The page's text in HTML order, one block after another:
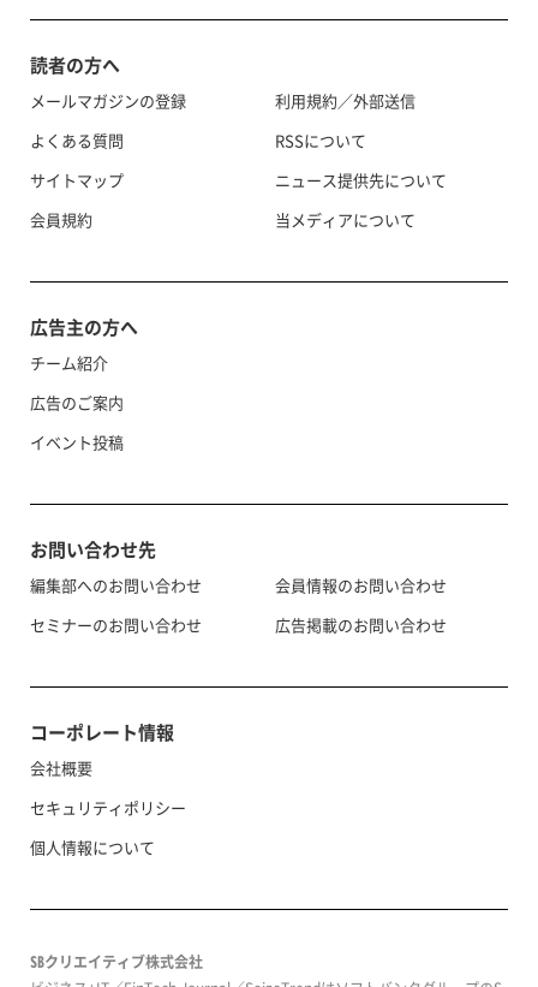
読者の方へ
メールマガジンの登録
よくある質問
サイトマップ
会員規約
利用規約／外部送信
RSSについて
ニュース提供先について
当メディアについて
広告主の方へ
チーム紹介
広告のご案内
イベント投稿
お問い合わせ先
編集部へのお問い合わせ
セミナーのお問い合わせ
会員情報のお問い合わせ
広告掲載のお問い合わせ
コーポレート情報
会社概要
セキュリティポリシー
個人情報について
SBクリエイティブ株式会社